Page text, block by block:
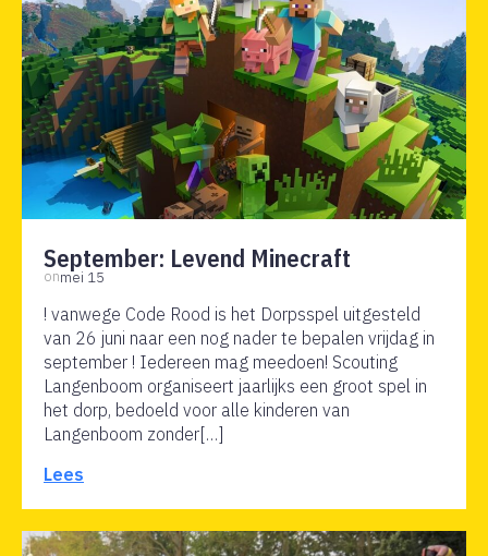
September: Levend Minecraft
onmei 15
! vanwege Code Rood is het Dorpsspel uitgesteld
van 26 juni naar een nog nader te bepalen vrijdag in
september ! Iedereen mag meedoen! Scouting
Langenboom organiseert jaarlijks een groot spel in
het dorp, bedoeld voor alle kinderen van
Langenboom zonder[…]
Lees